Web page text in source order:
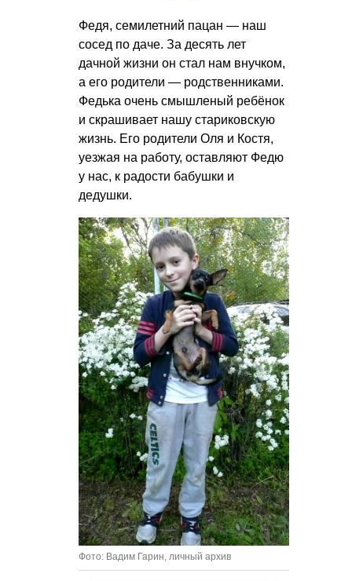
Федя, семилетний пацан — наш
сосед по даче. За десять лет
дачной жизни он стал нам внучком,
а его родители — родственниками.
Федька очень смышленый ребёнок
и скрашивает нашу стариковскую
жизнь. Его родители Оля и Костя,
уезжая на работу, оставляют Федю
у нас, к радости бабушки и
дедушки.
Фото: Вадим Гарин, личный архив